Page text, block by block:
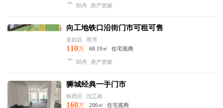
郎丹 房产管家
向工地铁口沿街门市可租可售
皇姑区 塔湾
110万 68.19㎡ 住宅底商
郎丹 房产管家
狮城经典一手门市
铁西区 沈辽路
160万 200㎡ 住宅底商